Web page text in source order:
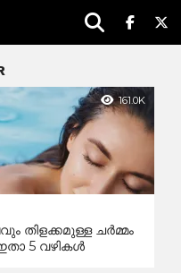
161.0K
തിളക്കമുള്ള ചർമ്മം
5 വഴികൾ